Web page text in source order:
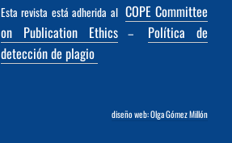
Esta revista está adherida al COPE Committee
on Publication Ethics–
Política de
detección de plagio
diseño web: Olga Gómez Millón